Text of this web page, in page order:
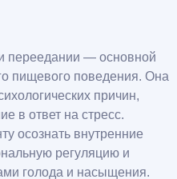
переедании — основной
пищевого поведения. Она
причин,
в ответ на стресс.
осознать внутренние
регуляцию и
голода и насыщения.